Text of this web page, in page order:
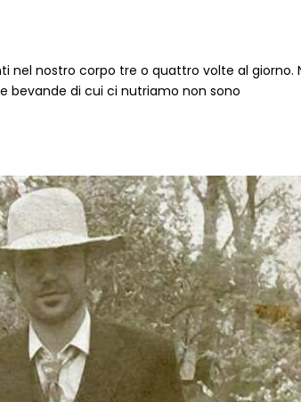
nel nostro corpo tre o quattro volte al giorno.
bevande di cui ci nutriamo non sono